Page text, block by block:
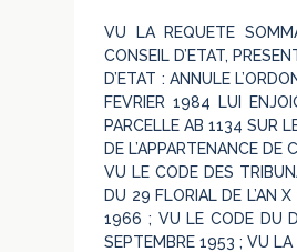
VU LA REQUETE
CONSEIL D’ETAT,
D’ETAT : ANNULE
FEVRIER 1984 LUI
PARCELLE AB 1134 SUR
DE L’APPARTENANCE
VU LE CODE DES
DU 29 FLORIAL DE L’AN
1966 ; VU LE CODE DU
SEPTEMBRE 1953 ; VU